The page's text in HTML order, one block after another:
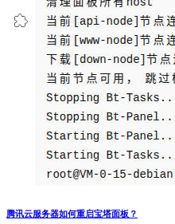
腾讯云服务器如何重启宝塔面板？